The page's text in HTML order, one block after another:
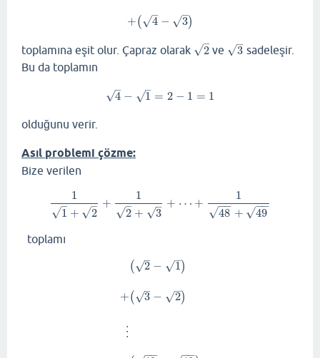
+( 4
–
√ − 3
–
√ )
toplamına eşit olur. Çapraz olarak 2
–
√
2 ve 3
–
√
3
sadeleşir.
Bu da toplamın
4
–
√ − 1
–
√ = 2 − 1 = 1
4−1 =2 −1 =1
olduğunu verir.
Asıl problemi çözme:
Bize verilen
1
1
–
√ + 2
–
√
+
1
2
–
√ + 3
–
√
+ ⋯ +
1
48
−−
√ + 49
−−
√
11 +2+12+3+ ⋯ + 1 48+ 49
toplamı
+
⋮
( 2
–
√ − 1
–
√ )
( 3
–
√ − 2
–
√ )
−− −−